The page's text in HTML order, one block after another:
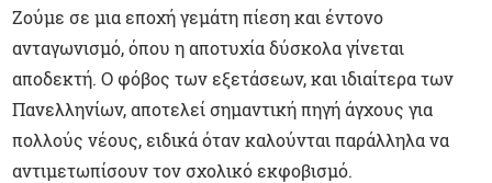
Ζούμε σε μια εποχή γεμάτη πίεση και έντονο
ανταγωνισμό, όπου η αποτυχία δύσκολα γίνεται
αποδεκτή. Ο φόβος των εξετάσεων, και ιδιαίτερα των
Πανελληνίων, αποτελεί σημαντική πηγή άγχους για
πολλούς νέους, ειδικά όταν καλούνται παράλληλα να
αντιμετωπίσουν τον σχολικό εκφοβισμό.